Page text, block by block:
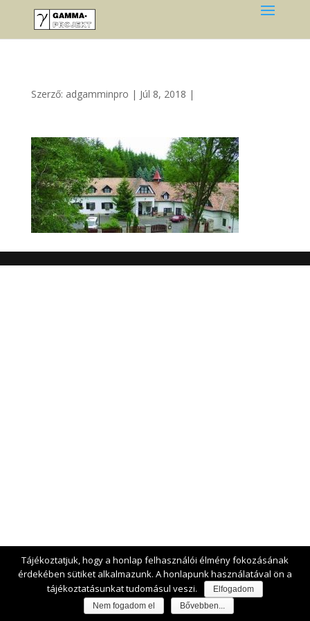
Szerző: adgamminpro | Júl 8, 2018 |
Tájékoztatjuk, hogy a honlap felhasználói élmény fokozásának
érdekében sütiket alkalmazunk. A honlapunk használatával ön a
tájékoztatásunkat tudomásul veszi.
Elfogadom
Nem fogadom el
Bővebben...